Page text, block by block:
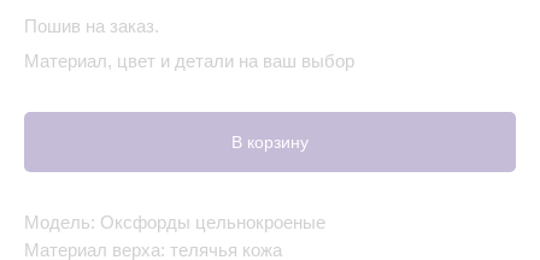
Пошив на заказ.
Материал, цвет и детали на ваш выбор
В корзину
Модель: Оксфорды цельнокроеные
Материал верха: телячья кожа